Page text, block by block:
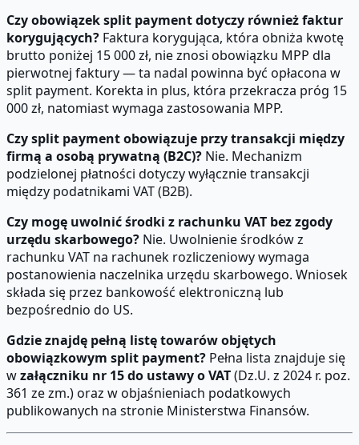
Czy obowiązek split payment dotyczy również faktur
korygujących? Faktura korygująca, która obniża kwotę
brutto poniżej 15 000 zł, nie znosi obowiązku MPP dla
pierwotnej faktury — ta nadal powinna być opłacona w
split payment. Korekta in plus, która przekracza próg 15
000 zł, natomiast wymaga zastosowania MPP.
Czy split payment obowiązuje przy transakcji między
firmą a osobą prywatną (B2C)? Nie. Mechanizm
podzielonej płatności dotyczy wyłącznie transakcji
między podatnikami VAT (B2B).
Czy mogę uwolnić środki z rachunku VAT bez zgody
urzędu skarbowego? Nie. Uwolnienie środków z
rachunku VAT na rachunek rozliczeniowy wymaga
postanowienia naczelnika urzędu skarbowego. Wniosek
składa się przez bankowość elektroniczną lub
bezpośrednio do US.
Gdzie znajdę pełną listę towarów objętych
obowiązkowym split payment? Pełna lista znajduje się
wzałączniku nr 15 do ustawy o VAT(Dz.U. z 2024 r. poz.
361 ze zm.) oraz w objaśnieniach podatkowych
publikowanych na stronie Ministerstwa Finansów.